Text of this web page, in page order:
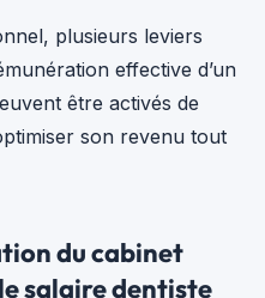
plusieurs leviers
effective d’un
être activés de
son revenu tout
du cabinet
salaire dentiste